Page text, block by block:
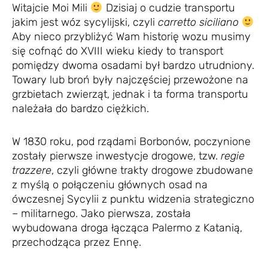
Witajcie Moi Mili
Dzisiaj o cudzie transportu
jakim jest wóz sycylijski, czyli carretto siciliano
Aby nieco przybliżyć Wam historię wozu musimy
się cofnąć do XVIII wieku kiedy to transport
pomiędzy dwoma osadami był bardzo utrudniony.
Towary lub broń były najczęściej przewożone na
grzbietach zwierząt, jednak i ta forma transportu
należała do bardzo ciężkich.
W 1830 roku, pod rządami Borbonów, poczynione
zostały pierwsze inwestycje drogowe, tzw. regie
trazzere, czyli główne trakty drogowe zbudowane
z myślą o połączeniu głównych osad na
ówczesnej Sycylii z punktu widzenia strategiczno
– militarnego. Jako pierwsza, została
wybudowana droga łącząca Palermo z Katanią,
przechodząca przez Ennę.